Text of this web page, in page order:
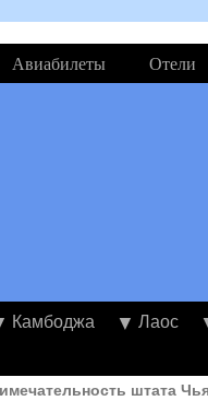
Авиабилеты Отели
Камбоджа Лаос
штата